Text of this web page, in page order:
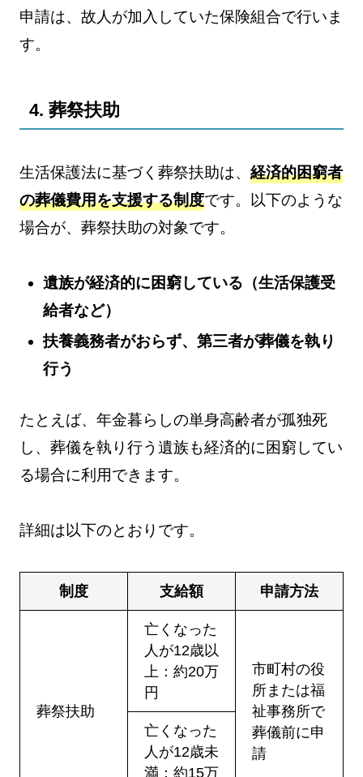
申請は、故人が加入していた保険組合で行いま
す。
4. 葬祭扶助
生活保護法に基づく葬祭扶助は、 経済的困窮者
の葬儀費用を支援する制度です。以下のような
場合が、葬祭扶助の対象です。
遺族が経済的に困窮している（生活保護受
給者など）
扶養義務者がおらず、第三者が葬儀を執り
行う
たとえば、年金暮らしの単身高齢者が孤独死
し、葬儀を執り行う遺族も経済的に困窮してい
る場合に利用できます。
詳細は以下のとおりです。
制度 支給額 申請方法
葬祭扶助
亡くなった
人が12歳以
上：約20万
円
市町村の役
所または福
祉事務所で
葬儀前に申
請
亡くなった
人が12歳未
満：約15万